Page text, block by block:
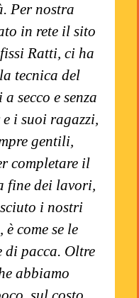
Per nostra
in rete il sito
Ratti, ci ha
tecnica del
secco e senza
i suoi ragazzi,
gentili,
completare il
fine dei lavori,
i nostri
come se le
di pacca. Oltre
abbiamo